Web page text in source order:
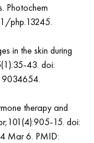
Photochem
php.13245.
in the skin during
43. doi:
therapy and
15. doi:
Mar 6. PMID: